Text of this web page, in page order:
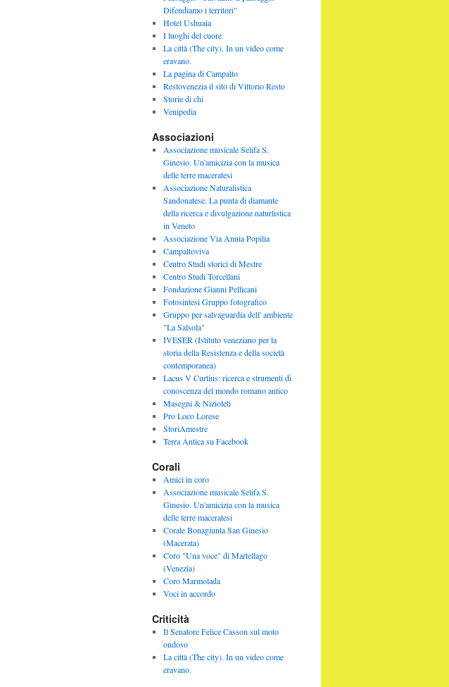
Difendiamo i territori"
Hotel Ushuaia
I luoghi del cuore
La città (The city). In un video come
eravano.
La pagina di Campalto
Restovenezia il sito di Vittorio Resto
Storie di chi
Venipedia
Associazioni
Associazione musicale Selifa S.
Ginesio. Un'amicizia con la musica
delle terre maceratesi
Associazione Naturalistica
Sandonatese. La punta di diamante
della ricerca e divulgazione naturlistica
in Veneto
Associazione Via Annia Popilia
Campaltoviva
Centro Studi storici di Mestre
Centro Studi Torcellani
Fondazione Gianni Pellicani
Fotosintesi Gruppo fotografico
Gruppo per salvaguardia dell' ambiente
"La Salsola"
IVESER (Istituto veneziano per la
storia della Resistenza e della società
contemporanea)
Lacus V Curtius: ricerca e strumenti di
conoscenza del mondo romano antico
Masegni & Nizioleti
Pro Loco Lorese
StoriAmestre
Terra Antica su Facebook
Corali
Amici in coro
Associazione musicale Selifa S.
Ginesio. Un'amicizia con la musica
delle terre maceratesi
Corale Bonagiunta San Ginesio
(Macerata)
Coro "Una voce" di Martellago
(Venezia)
Coro Marmolada
Voci in accordo
Criticità
Il Senatore Felice Casson sul moto
ondoso
La città (The city). In un video come
eravano.